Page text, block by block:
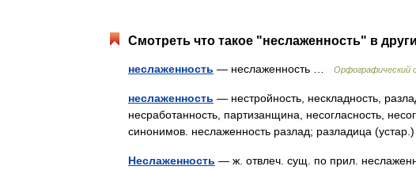
Смотреть что такое "неслаженность" в
неслаженность — неслаженность … Орфографический
неслаженность — нестройность, нескладность,
несработанность, партизанщина, несогласность,
синонимов. неслаженность разлад; разладица
Неслаженность — ж. отвлеч. сущ. по прил.